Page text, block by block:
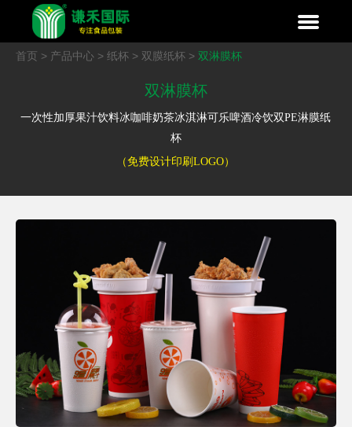
首页 > 产品中心 >纸杯 > 双膜纸杯 >双淋膜杯
双淋膜杯
一次性加厚果汁饮料冰咖啡奶茶冰淇淋可乐啤酒冷饮双PE淋膜纸
杯
（免费设计印刷LOGO）